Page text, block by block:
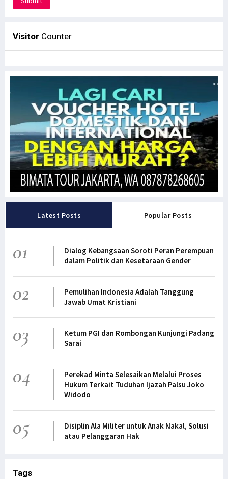
Visitor Counter
Latest Posts Popular Posts
01
Dialog Kebangsaan Soroti Peran Perempuan
dalam Politik dan Kesetaraan Gender
02
Pemulihan Indonesia Adalah Tanggung
Jawab Umat Kristiani
03
Ketum PGI dan Rombongan Kunjungi Padang
Sarai
04
Perekad Minta Selesaikan Melalui Proses
Hukum Terkait Tuduhan Ijazah Palsu Joko
Widodo
05
Disiplin Ala Militer untuk Anak Nakal, Solusi
atau Pelanggaran Hak
Tags